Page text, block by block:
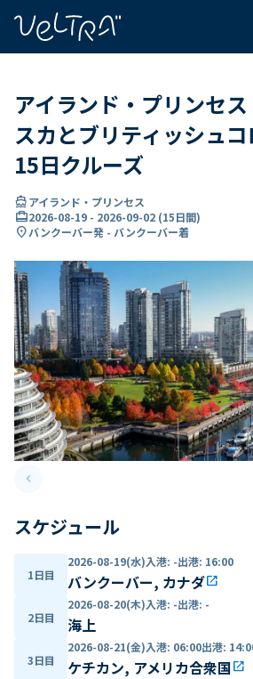
アイランド・プリンセ
スカとブリティッシュ
15日クルーズ
directions_boatアイランド・プリンセス
card_travel2026-08-19 - 2026-09-02 (15日間)
location_onバンクーバー発 - バンクーバー着
keyboard_arrow_leftPrevious slide
スケジュール
1日目
2026-08-19(水)入港: -出港: 16:00
バンクーバー, カナダopen_in_new
2日目
2026-08-20(木)入港: -出港: -
海上
3日目
2026-08-21(金)入港: 06:00出港:
ケチカン, アメリカ合衆国open_in_new